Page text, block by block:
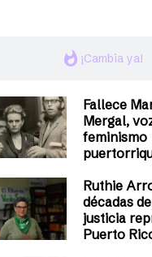
whatshot ¡Cambia ya!
Fallece
Mergal,
feminismo
Ruthie
décadas
justicia
Puerto